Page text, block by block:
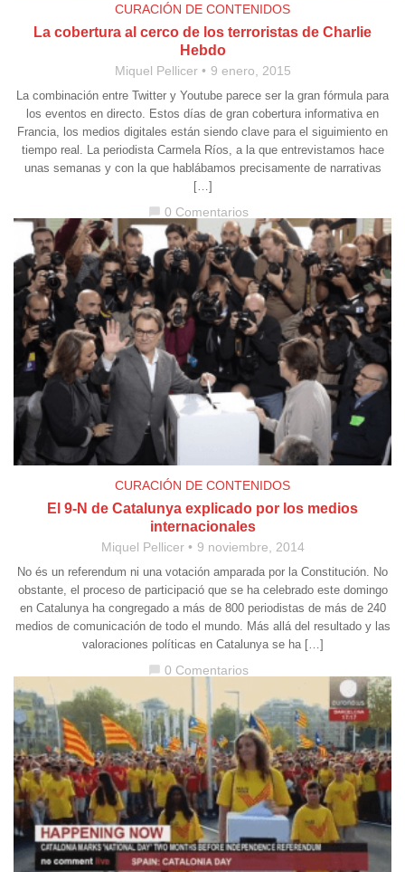
CURACIÓN DE CONTENIDOS
La cobertura al cerco de los terroristas de Charlie
Hebdo
Miquel Pellicer 9 enero, 2015
La combinación entre Twitter y Youtube parece ser la gran fórmula para
los eventos en directo. Estos días de gran cobertura informativa en
Francia, los medios digitales están siendo clave para el siguimiento en
tiempo real. La periodista Carmela Ríos, a la que entrevistamos hace
unas semanas y con la que hablábamos precisamente de narrativas
[…]
0 Comentarios
CURACIÓN DE CONTENIDOS
El 9-N de Catalunya explicado por los medios
internacionales
Miquel Pellicer 9 noviembre, 2014
No és un referendum ni una votación amparada por la Constitución. No
obstante, el proceso de participació que se ha celebrado este domingo
en Catalunya ha congregado a más de 800 periodistas de más de 240
medios de comunicación de todo el mundo. Más allá del resultado y las
valoraciones políticas en Catalunya se ha […]
0 Comentarios